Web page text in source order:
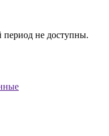
период не доступны.